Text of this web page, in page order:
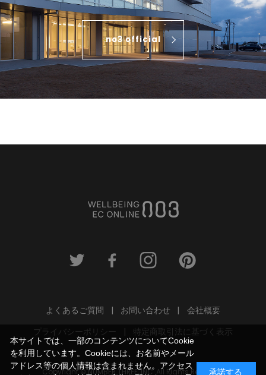
no3 official
よくあるご質問 お問い合わせ
会社概要
プライバシーポリシー
特定商取引法に基づく表示
Copyright © NUMBER THREE, INC. All Rights Reserved.
本サイトでは、一部のコンテンツについてCookie
を利用しています。Cookieには、お名前やメール
アドレス等の個人情報は含まれません。アクセス
承諾する